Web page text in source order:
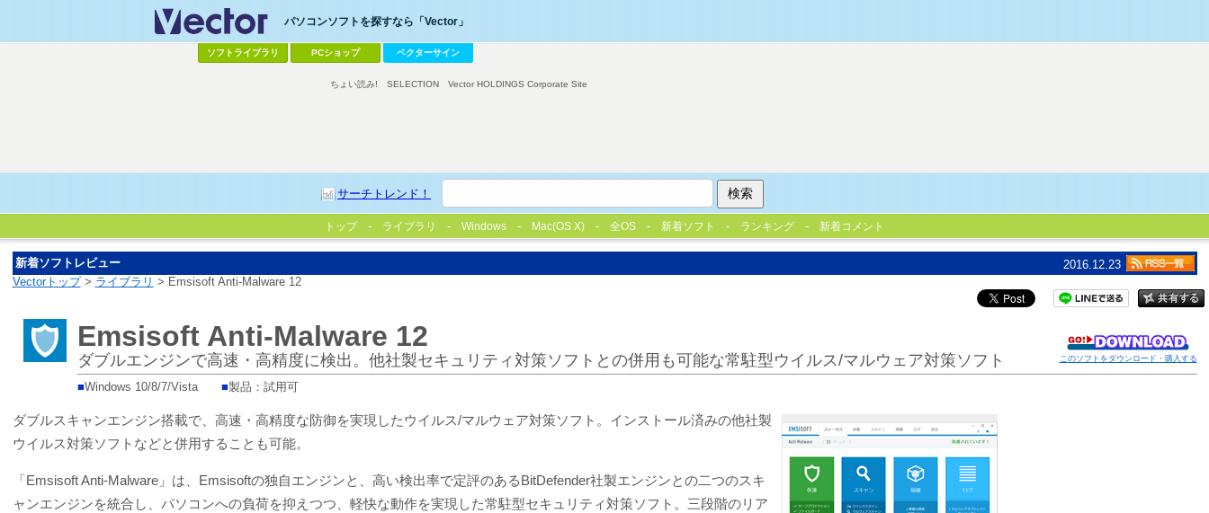
パソコンソフトを探すなら「Vector」
ソフトライブラリ PCショップ ベクターサイン
サーチトレンド！
ちょい読み! SELECTION Vector HOLDINGS Corporate Site
トップ ライブラリ Windows Mac(OS X) 全OS 新着ソフト ランキング 新着コメント
新着ソフトレビュー
2016.12.23
Vectorトップ> ライブラリ > Emsisoft Anti-Malware 12
このソフトをダウンロード・購入する
Emsisoft Anti-Malware 12
ダブルエンジンで高速・高精度に検出。他社製セキュリティ対策ソフトとの併用も可能な常駐型ウイルス/マルウェア対策ソフト
■Windows 10/8/7/Vista ■製品：試用可
ダブルスキャンエンジン搭載で、高速・高精度な防御を実現したウイルス/マルウェア対策ソフト。インストール済みの他社製
ウイルス対策ソフトなどと併用することも可能。
「Emsisoft Anti-Malware」は、Emsisoftの独自エンジンと、高い検出率で定評のあるBitDefender社製エンジンとの二つのスキ
ャンエンジンを統合し、パソコンへの負荷を抑えつつ、軽快な動作を実現した常駐型セキュリティ対策ソフト。三段階のリア